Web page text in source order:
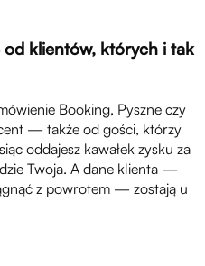
klientów, których i tak
Booking, Pyszne czy
— także od gości, którzy
oddajesz kawałek zysku za
Twoja. A dane klienta —
z powrotem — zostają u